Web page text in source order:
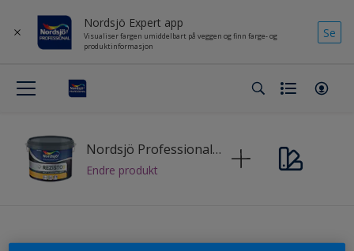
Nordsjö Expert app
Visualiser fargen umiddelbart på veggen og finn farge- og
produktinformasjon
Se
Nordsjö Professional Rezisto Easy Clean 5
Endre produkt